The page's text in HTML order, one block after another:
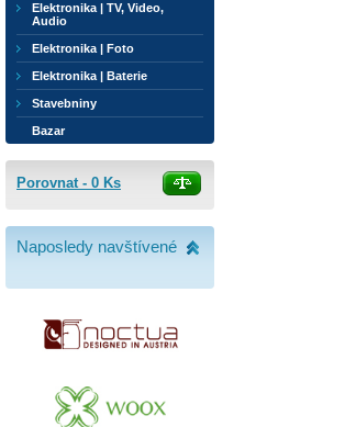
Elektronika | TV, Video,
Audio
Elektronika | Foto
Elektronika | Baterie
Stavebniny
Bazar
Porovnat - 0 Ks
Naposledy navštívené